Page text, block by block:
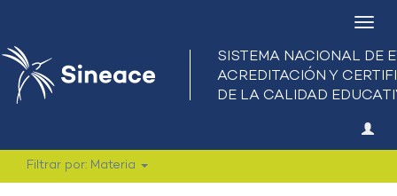
Filtrar por: Materia